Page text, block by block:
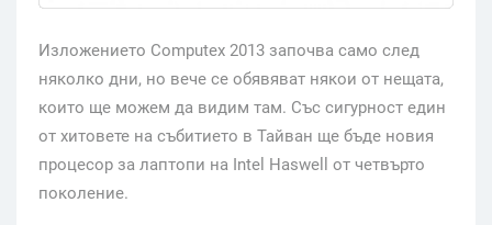
Изложението Computex 2013 започва само след
няколко дни, но вече се обявяват някои от нещата,
които ще можем да видим там. Със сигурност един
от хитовете на събитието в Тайван ще бъде новия
процесор за лаптопи на Intel Haswell от четвърто
поколение.